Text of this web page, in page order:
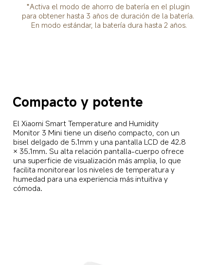
*Activa el modo de ahorro de batería en el plugin
para obtener hasta 3 años de duración de la batería.
En modo estándar, la batería dura hasta 2 años.
Compacto y potente
El Xiaomi Smart Temperature and Humidity
Monitor 3 Mini tiene un diseño compacto, con un
bisel delgado de 5.1mm y una pantalla LCD de 42.8
× 35.1mm. Su alta relación pantalla-cuerpo ofrece
una superficie de visualización más amplia, lo que
facilita monitorear los niveles de temperatura y
humedad para una experiencia más intuitiva y
cómoda.